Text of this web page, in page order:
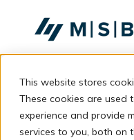
This website stores
These cookies are used
experience and provide
services to you, both on
Layanan Toggle
children
Layanan
Komunitas